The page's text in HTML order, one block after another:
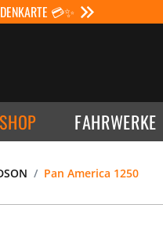
💳✨
FAHRWERKE
Pan America 1250